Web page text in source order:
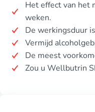
Het effect van het
weken.
De werkingsduur
Vermijd
De meest
Zou u Wellbutrin